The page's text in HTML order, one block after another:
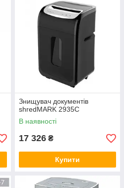
Знищувач документів
shredMARK 2935C
В наявності
17 326 ₴
Купити